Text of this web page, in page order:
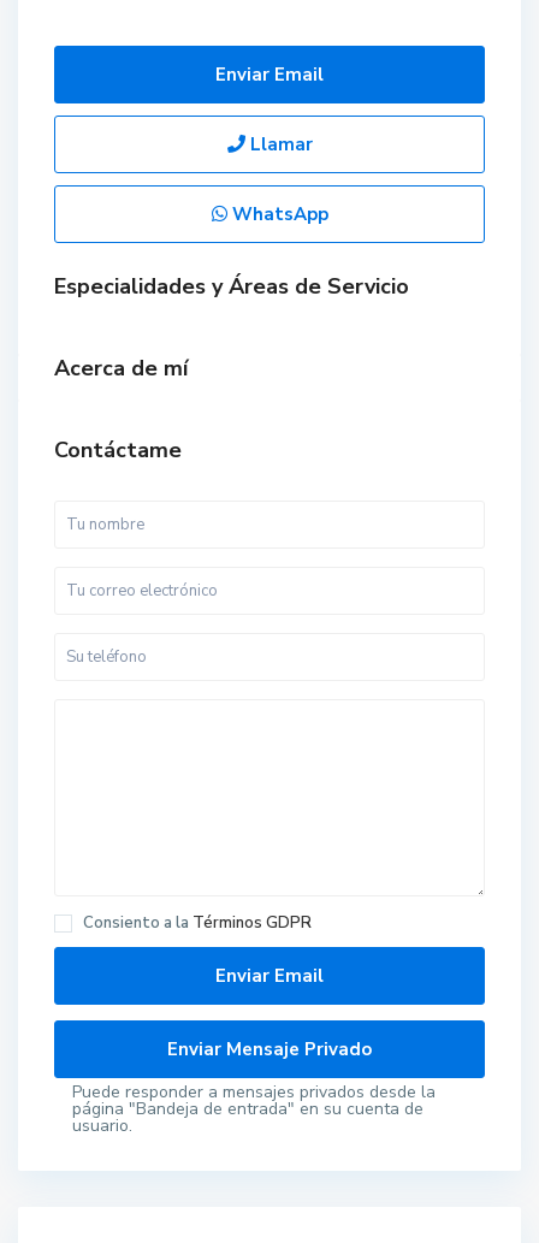
Enviar Email
Llamar
WhatsApp
Especialidades y Áreas de Servicio
Acerca de mí
Contáctame
Consiento a la Términos GDPR
Puede responder a mensajes privados desde la
página "Bandeja de entrada" en su cuenta de
usuario.